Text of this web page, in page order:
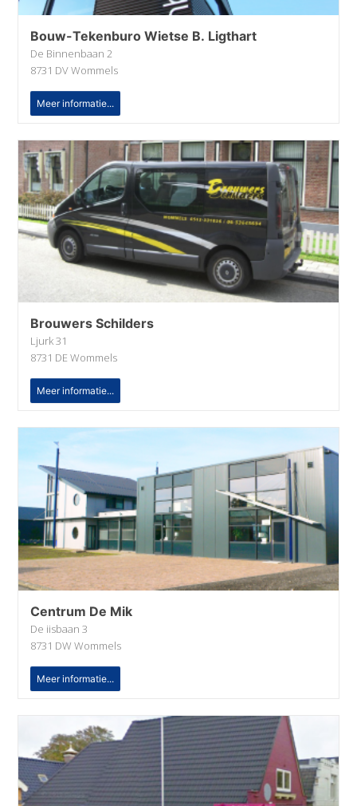
Bouw-Tekenburo Wietse B. Ligthart
De Binnenbaan 2
8731 DV Wommels
Meer informatie...
Brouwers Schilders
Ljurk 31
8731 DE Wommels
Meer informatie...
Centrum De Mik
De iisbaan 3
8731 DW Wommels
Meer informatie...